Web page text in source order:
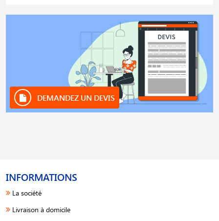
DEMANDEZ UN DEVIS
INFORMATIONS
La société
Livraison à domicile